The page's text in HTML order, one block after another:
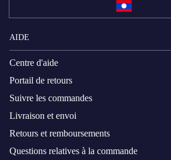
AIDE
Centre d'aide
Portail de retours
Suivre les commandes
Livraison et envoi
Retours et remboursements
Questions relatives à la commande